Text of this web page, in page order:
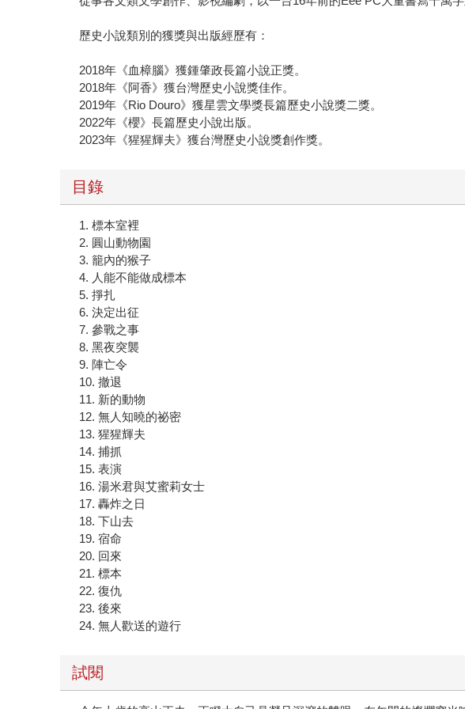
歷史小說類別的獲獎與出版經歷有：
2018年《血樟腦》獲鍾肇政長篇小說正獎。
2018年《阿香》獲台灣歷史小說獎佳作。
2019年《Rio Douro》獲星雲文學獎長篇歷史小說獎二獎。
2022年《櫻》長篇歷史小說出版。
2023年《猩猩輝夫》獲台灣歷史小說獎創作獎。
目錄
1. 標本室裡
2. 圓山動物園
3. 籠內的猴子
4. 人能不能做成標本
5. 掙扎
6. 決定出征
7. 參戰之事
8. 黑夜突襲
9. 陣亡令
10. 撤退
11. 新的動物
12. 無人知曉的祕密
13. 猩猩輝夫
14. 捕抓
15. 表演
16. 湯米君與艾蜜莉女士
17. 轟炸之日
18. 下山去
19. 宿命
20. 回來
21. 標本
22. 復仇
23. 後來
24. 無人歡送的遊行
試閱